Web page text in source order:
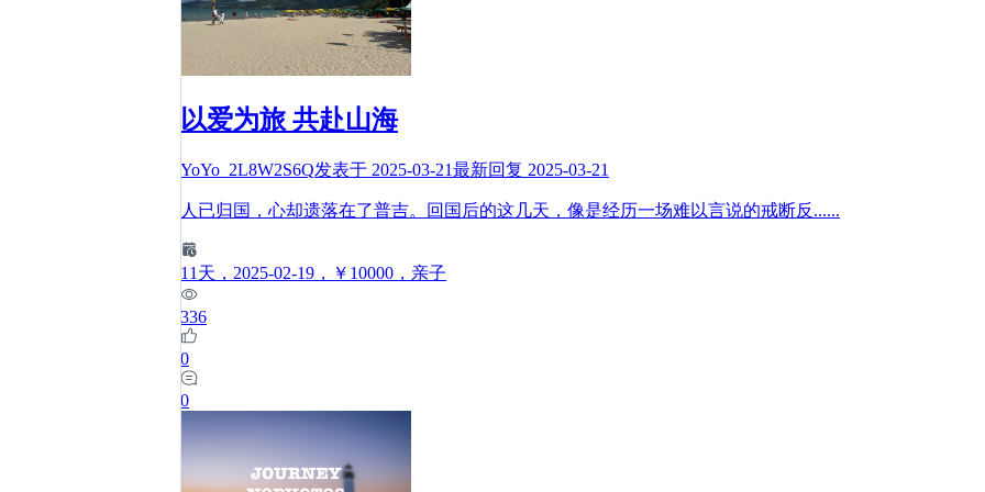
以爱为旅 共赴山海
YoYo_2L8W2S6Q发表于 2025-03-21最新回复 2025-03-21
人已归国，心却遗落在了普吉。回国后的这几天，像是经历一场难以言说的戒断反 ......
11 天 ，2025-02-19 ，￥10000 ，亲子
336
0
0